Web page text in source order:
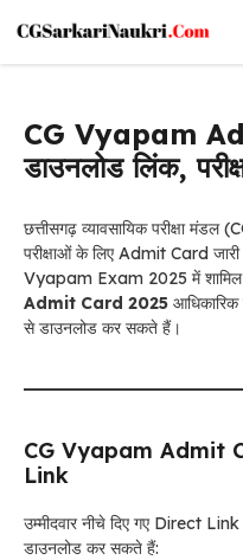
content
CG Vyapam
डाउनलोड लिंक,
छत्तीसगढ़ व्यावसायिक परीक्षा मंडल
परीक्षाओं के लिए Admit Card
Vyapam Exam 2025 में शामिल
Admit Card 2025
से डाउनलोड कर सकते हैं।
CG Vyapam Admit
Link
उम्मीदवार नीचे दिए गए Direct
डाउनलोड कर सकते हैं: